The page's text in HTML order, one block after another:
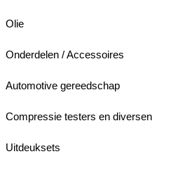
Olie
Onderdelen / Accessoires
Automotive gereedschap
Compressie testers en diversen
Uitdeuksets